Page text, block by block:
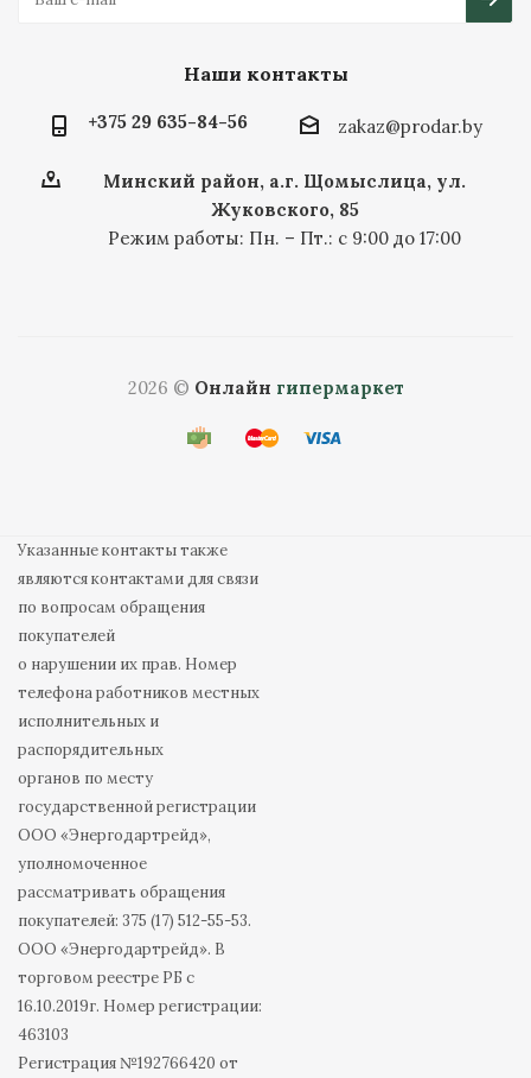
Наши контакты
+375 29 635-84-56 zakaz@prodar.by
Минский район, а.г. Щомыслица, ул.
Жуковского, 85
Режим работы: Пн. – Пт.: с 9:00 до 17:00
2026 © Онлайн гипермаркет
Указанные контакты также
являются контактами для связи
по вопросам обращения
покупателей
о нарушении их прав. Номер
телефона работников местных
исполнительных и
распорядительных
органов по месту
государственной регистрации
ООО «Энергодартрейд»,
уполномоченное
рассматривать обращения
покупателей: 375 (17) 512-55-53.
ООО «Энергодартрейд». В
торговом реестре РБ с
16.10.2019г. Номер регистрации:
463103
Регистрация №192766420 от